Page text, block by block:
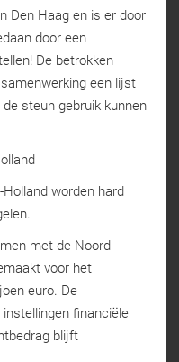
Den Haag en is er door
door een
De betrokken
een lijst
steun gebruik kunnen
worden hard
met de Noord-
voor het
euro. De
financiële
blijft